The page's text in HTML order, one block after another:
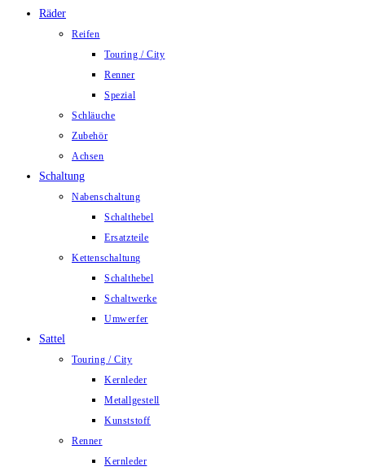
Räder
Reifen
Touring / City
Renner
Spezial
Schläuche
Zubehör
Achsen
Schaltung
Nabenschaltung
Schalthebel
Ersatzteile
Kettenschaltung
Schalthebel
Schaltwerke
Umwerfer
Sattel
Touring / City
Kernleder
Metallgestell
Kunststoff
Renner
Kernleder